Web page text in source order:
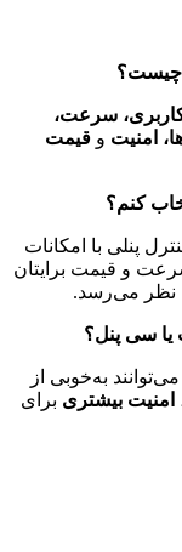
چیست؟
سرعت،
امنیت و قیمت
کنم؟
پنلی با امکانات
و قیمت برایتان
نظر می‌رسد.
یا سی پنل؟
به‌خوبی از
امنیت بیشتری برای